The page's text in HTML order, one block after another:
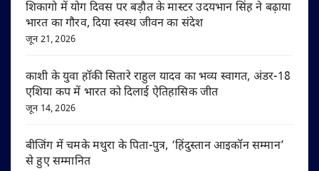
शिकागो में योग दिवस पर बड़ौत के मास्टर उदयभान सिंह ने बढ़ाया
भारत का गौरव, दिया स्वस्थ जीवन का संदेश
जून 21, 2026
काशी के युवा हॉकी सितारे राहुल यादव का भव्य स्वागत, अंडर-18
एशिया कप में भारत को दिलाई ऐतिहासिक जीत
जून 14, 2026
बीजिंग में चमके मथुरा के पिता-पुत्र, ‘हिंदुस्तान आइकॉन सम्मान’
से हुए सम्मानित